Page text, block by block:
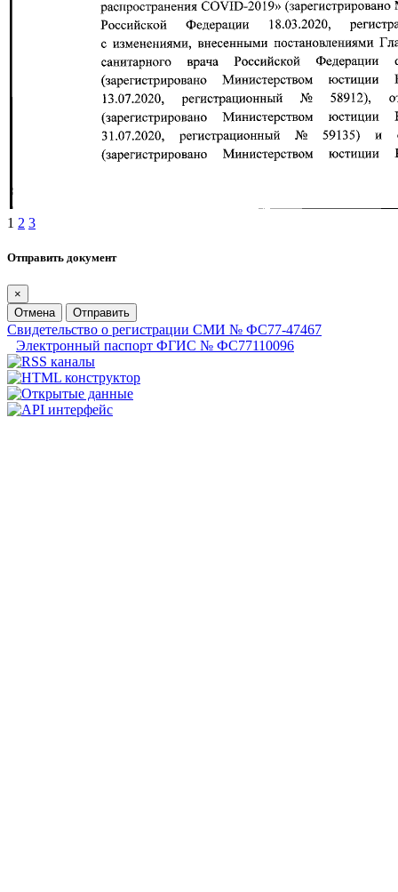
1 2 3
Отправить документ
×
Отмена
Отправить
Свидетельство о регистрации СМИ № ФС77-47467
Электронный паспорт ФГИС № ФС77110096